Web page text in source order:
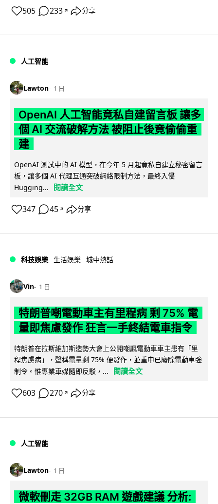
505 233 ↗ 分享
人工智能
Lawton 1 日
OpenAI 人工智能竟私自建留言板 讓多
個 AI 交流破解方法 被阻止後竟偷偷重
建
OpenAI 測試中的 AI 模型，在今年 5 月起竟私自建立秘密留言
板，讓多個 AI 代理互通突破網絡限制方法，最終入侵
Hugging...
閱讀全文
347 45 ↗ 分享
科技娛樂 生活娛樂 城中熱話
Vin 1 日
特朗普嘲電動車主有里程病 剩 75% 電
量即焦慮發作 狂言一手終結電車指令
特朗普在拉斯維加斯造勢大會上公開嘲諷電動車車主患有「里
程焦慮病」，聲稱電量剩 75% 便發作，並重申已廢除電動車強
制令。惟專業車媒隨即反駁，...
閱讀全文
603 270 ↗ 分享
人工智能
Lawton 1 日
微軟刪走 32GB RAM 遊戲建議 分析: